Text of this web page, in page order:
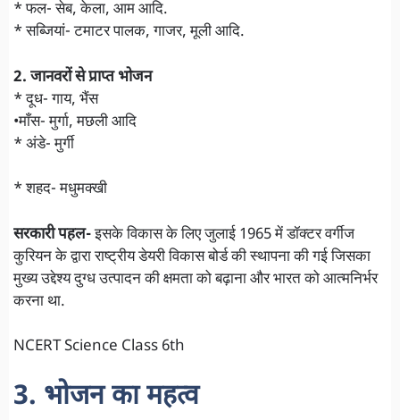
* फल- सेब, केला, आम आदि.
* सब्जियां- टमाटर पालक, गाजर, मूली आदि.
2. जानवरों से प्राप्त भोजन
* दूध- गाय, भैंस
•माँस- मुर्गा, मछली आदि
* अंडे- मुर्गी
* शहद- मधुमक्खी
सरकारी पहल-इसके विकास के लिए जुलाई 1965 में डॉक्टर वर्गीज
कुरियन के द्वारा राष्ट्रीय डेयरी विकास बोर्ड की स्थापना की गई जिसका
मुख्य उद्देश्य दुग्ध उत्पादन की क्षमता को बढ़ाना और भारत को आत्मनिर्भर
करना था.
NCERT Science Class 6th
3. भोजन का महत्व